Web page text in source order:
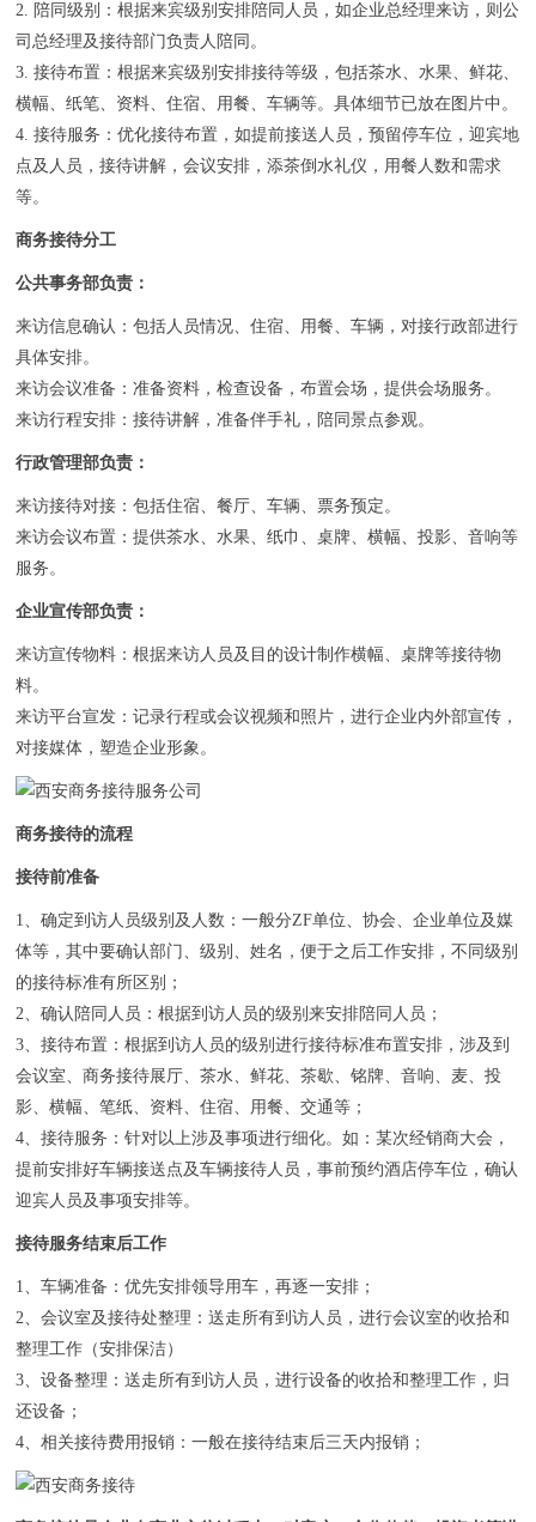
2️. 陪同级别：根据来宾级别安排陪同人员，如企业总经理来访，则公
司总经理及接待部门负责人陪同。
3️. 接待布置：根据来宾级别安排接待等级，包括茶水、水果、鲜花、
横幅、纸笔、资料、住宿、用餐、车辆等。具体细节已放在图片中。
4️. 接待服务：优化接待布置，如提前接送人员，预留停车位，迎宾地
点及人员，接待讲解，会议安排，添茶倒水礼仪，用餐人数和需求
等。
商务接待分工
公共事务部负责：
来访信息确认：包括人员情况、住宿、用餐、车辆，对接行政部进行
具体安排。
来访会议准备：准备资料，检查设备，布置会场，提供会场服务。
来访行程安排：接待讲解，准备伴手礼，陪同景点参观。
行政管理部负责：
来访接待对接：包括住宿、餐厅、车辆、票务预定。
来访会议布置：提供茶水、水果、纸巾、桌牌、横幅、投影、音响等
服务。
企业宣传部负责：
来访宣传物料：根据来访人员及目的设计制作横幅、桌牌等接待物
料。
来访平台宣发：记录行程或会议视频和照片，进行企业内外部宣传，
对接媒体，塑造企业形象。
商务接待的流程
接待前准备
1、确定到访人员级别及人数：一般分ZF单位、协会、企业单位及媒
体等，其中要确认部门、级别、姓名，便于之后工作安排，不同级别
的接待标准有所区别；
2、确认陪同人员：根据到访人员的级别来安排陪同人员；
3、接待布置：根据到访人员的级别进行接待标准布置安排，涉及到
会议室、商务接待展厅、茶水、鲜花、茶歇、铭牌、音响、麦、投
影、横幅、笔纸、资料、住宿、用餐、交通等；
4、接待服务：针对以上涉及事项进行细化。如：某次经销商大会，
提前安排好车辆接送点及车辆接待人员，事前预约酒店停车位，确认
迎宾人员及事项安排等。
接待服务结束后工作
1、车辆准备：优先安排领导用车，再逐一安排；
2、会议室及接待处整理：送走所有到访人员，进行会议室的收拾和
整理工作（安排保洁）
3、设备整理：送走所有到访人员，进行设备的收拾和整理工作，归
还设备；
4、相关接待费用报销：一般在接待结束后三天内报销；